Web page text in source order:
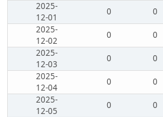
2025-
12-01
0 0
2025-
12-02
0 0
2025-
12-03
0 0
2025-
12-04
0 0
2025-
12-05
0 0